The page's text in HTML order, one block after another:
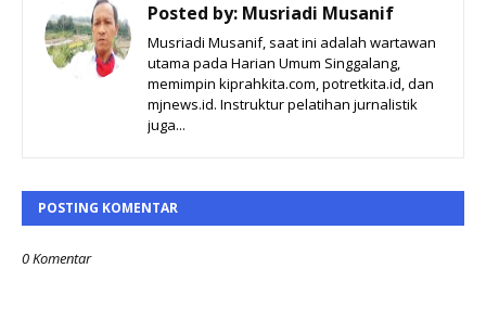
Posted by: Musriadi Musanif
Musriadi Musanif, saat ini adalah wartawan
utama pada Harian Umum Singgalang,
memimpin kiprahkita.com, potretkita.id, dan
mjnews.id. Instruktur pelatihan jurnalistik
juga...
POSTING KOMENTAR
0 Komentar